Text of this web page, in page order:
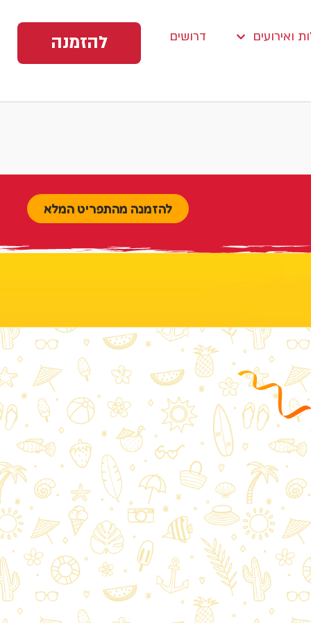
ואירועים
דרושים
להזמנה
להזמנה מהתפריט המלא